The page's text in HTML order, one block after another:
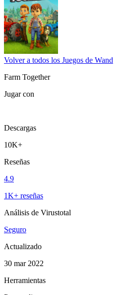
Volver a todos los Juegos de Wand
Farm Together
Jugar con
Descargas
10K+
Reseñas
4.9
1K+ reseñas
Análisis de Virustotal
Seguro
Actualizado
30 mar 2022
Herramientas